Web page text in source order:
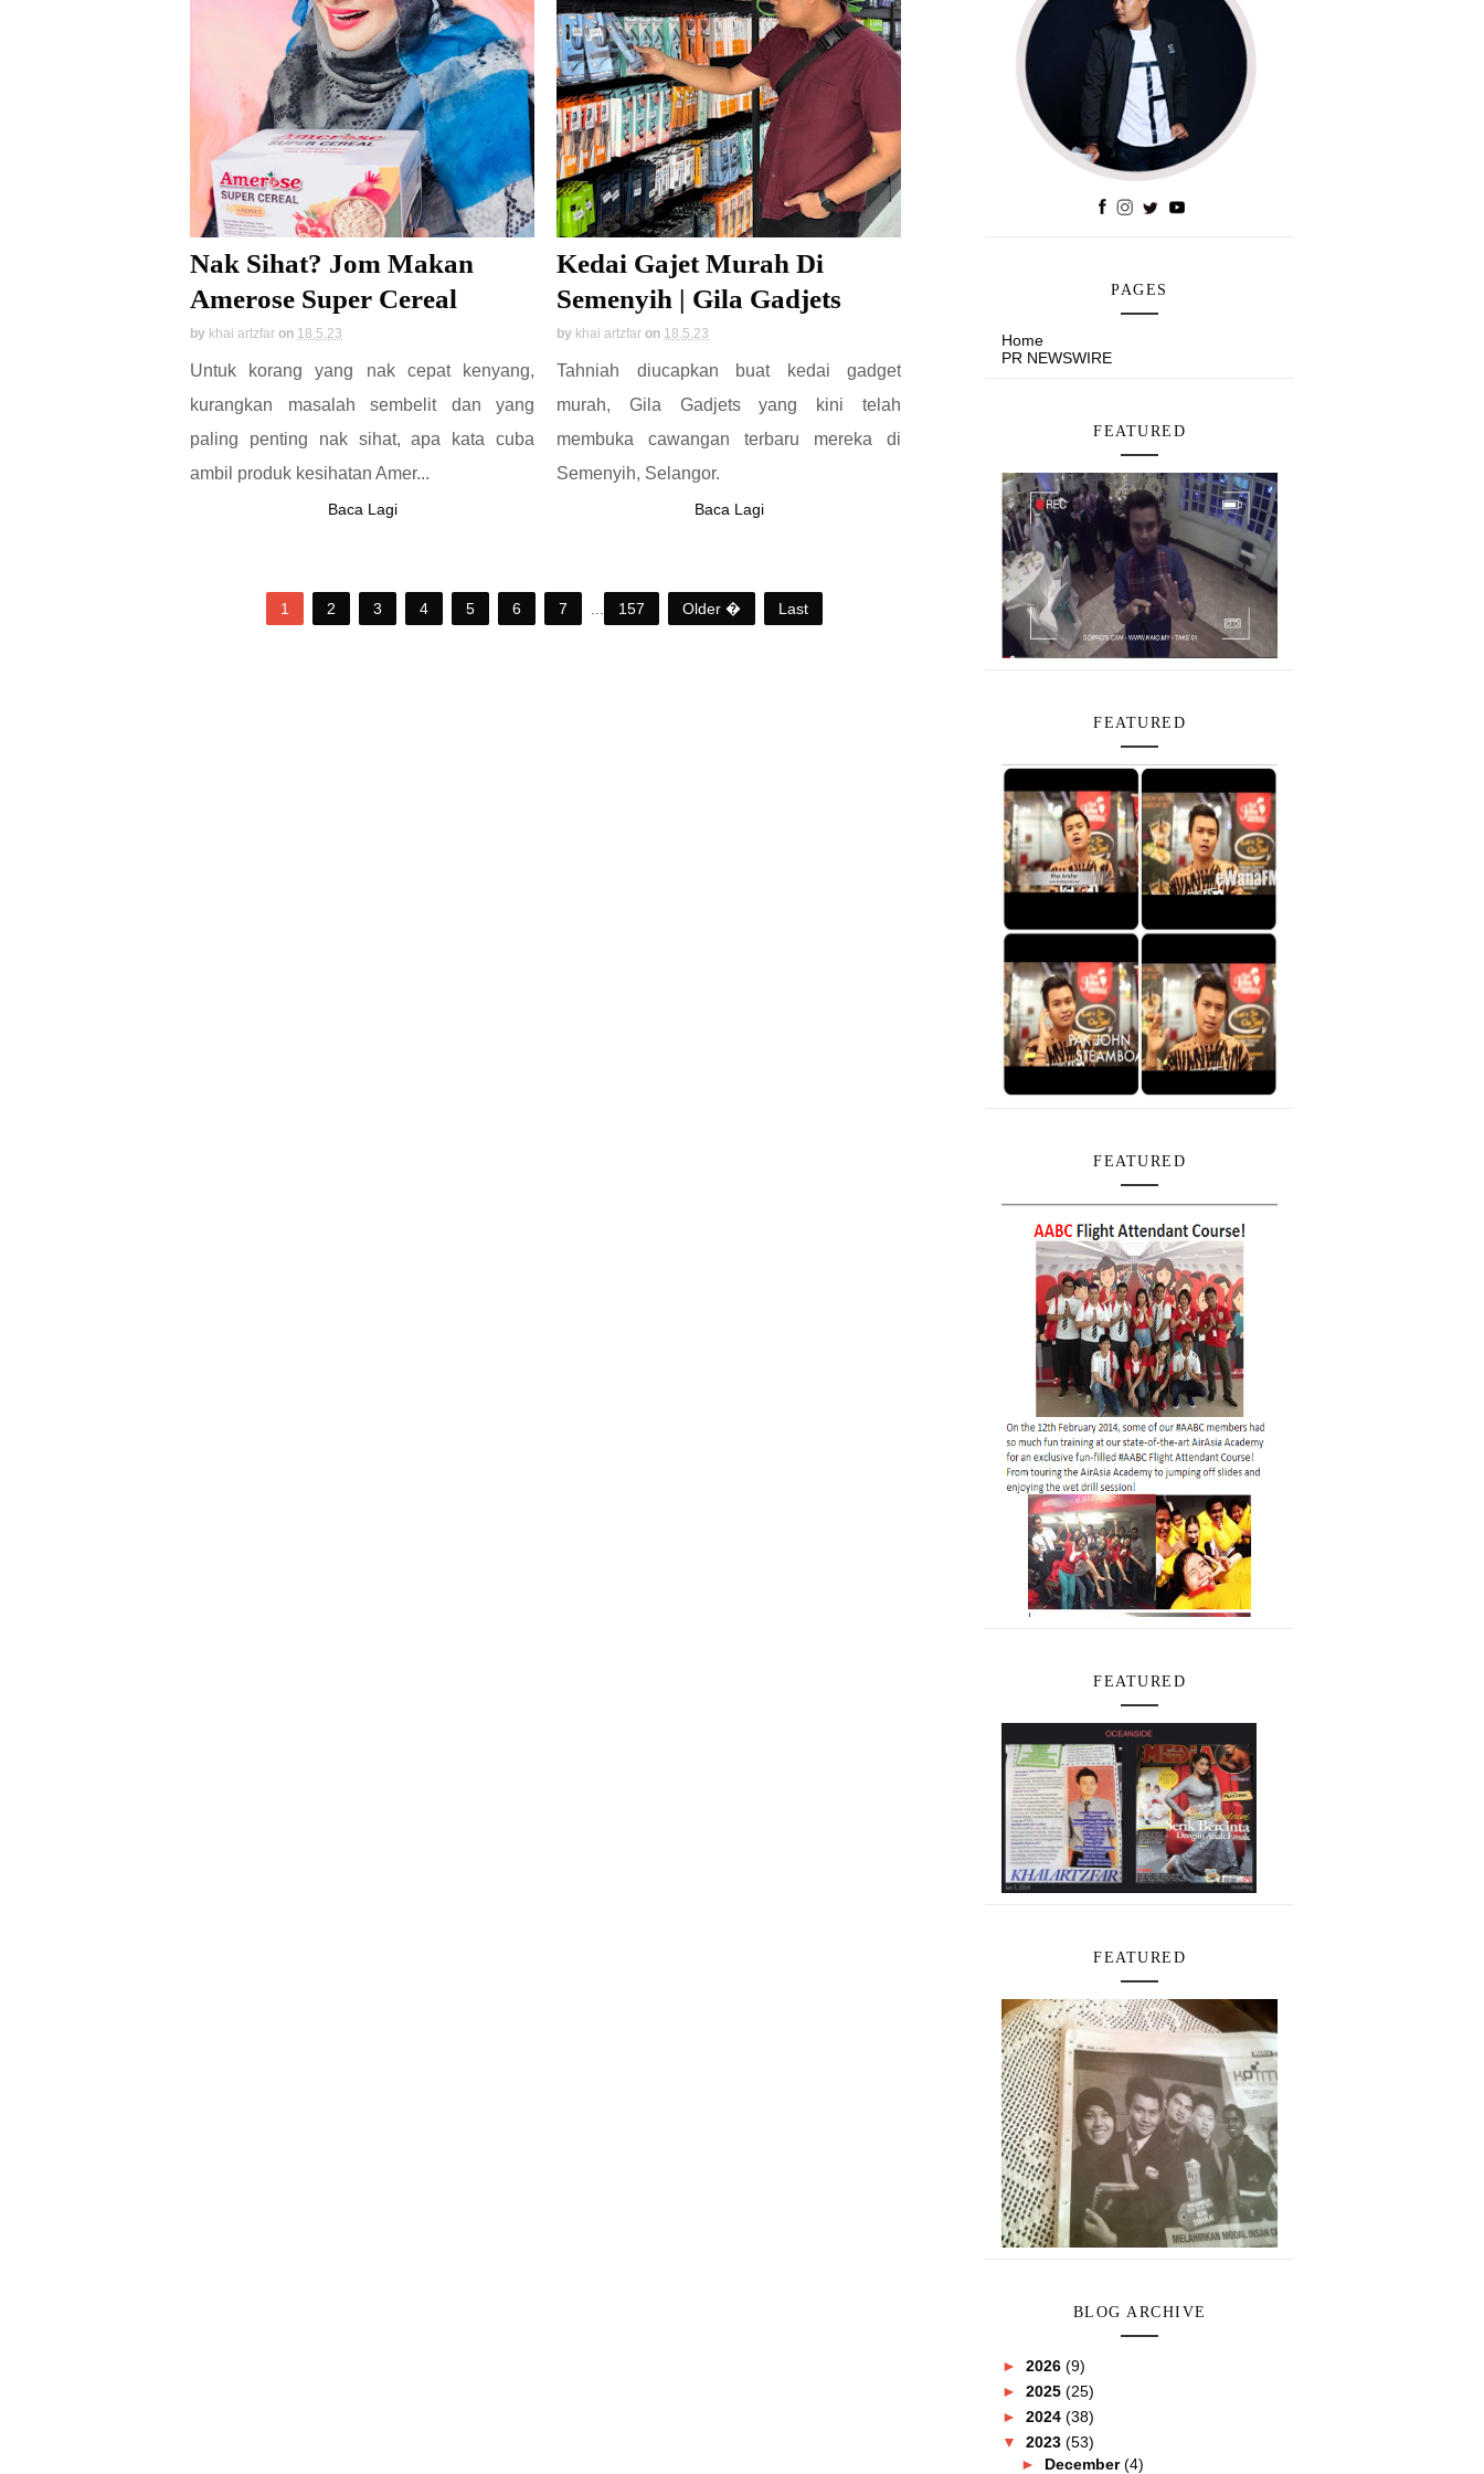
Nak Sihat? Jom Makan
Amerose Super Cereal
by khai artzfar on 18.5.23
Untuk korang yang nak cepat kenyang,
kurangkan masalah sembelit dan yang
paling penting nak sihat, apa kata cuba
ambil produk kesihatan Amer...
Baca Lagi
Kedai Gajet Murah Di
Semenyih | Gila Gadjets
by khai artzfar on 18.5.23
Tahniah diucapkan buat kedai gadget
murah, Gila Gadjets yang kini telah
membuka cawangan terbaru mereka di
Semenyih, Selangor.
Baca Lagi
1 2 3 4 5 6 7 157 Older � Last
PAGES
Home
PR NEWSWIRE
FEATURED
FEATURED
FEATURED
FEATURED
FEATURED
BLOG ARCHIVE
► 2026 (9)
► 2025 (25)
► 2024 (38)
▼ 2023 (53)
► December(4)